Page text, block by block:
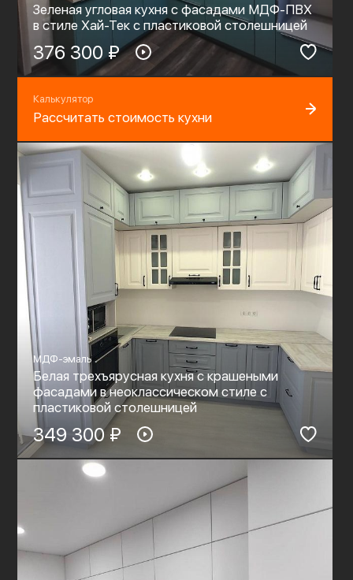
Зеленая угловая кухня с фасадами МДФ-ПВХ
в стиле Хай-Тек с пластиковой столешницей
376 300 ₽
Калькулятор
Рассчитать стоимость кухни
МДФ-эмаль
Белая трехъярусная кухня с крашеными
фасадами в неоклассическом стиле с
пластиковой столешницей
349 300 ₽